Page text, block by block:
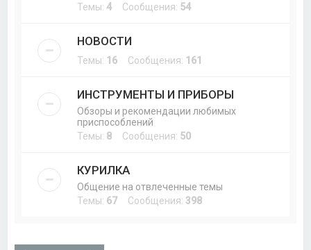
Темы:4 Сообщения: 54
НОВОСТИ
Темы: 16 Сообщения: 161
ИНСТРУМЕНТЫ И ПРИБОРЫ
Обзоры и рекомендации любимых
приспособлений
Темы: 8 Сообщения: 50
КУРИЛКА
Общение на отвлеченные темы
Темы: 67Сообщения: 398